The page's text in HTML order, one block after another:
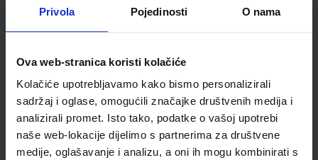
Privola Pojedinosti O nama
Ova web-stranica koristi kolačiće
Kolačiće upotrebljavamo kako bismo personalizirali
sadržaj i oglase, omogućili značajke društvenih medija i
analizirali promet. Isto tako, podatke o vašoj upotrebi
naše web-lokacije dijelimo s partnerima za društvene
medije, oglašavanje i analizu, a oni ih mogu kombinirati s
Udžbenik Omot
dodatnim digitalnim sadržajima
Autor(i): Danijel Orešić Ružica Vuk Igor Tišma Alenka Bujan
Nakladnik:ŠKOLSKA KNJIGA d.d.
Registarski broj ministarstva:
7625-DOM
SKU:569509 CIJENA:13,60 €